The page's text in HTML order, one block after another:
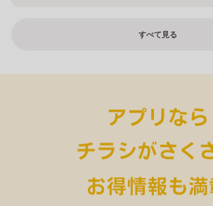
すべて見る